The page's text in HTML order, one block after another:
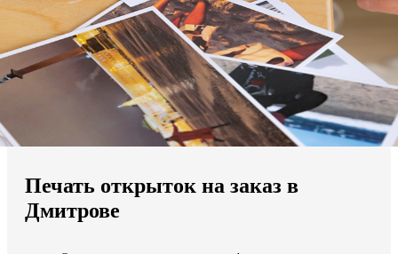
Мы доставляем по всему миру
Продолжить без города
Печать открыток на заказ в
Дмитрове